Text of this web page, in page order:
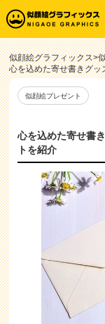
似顔絵グラフィックス>
心を込めた寄せ書きグ
似顔絵プレゼント
心を込めた寄せ書
トを紹介